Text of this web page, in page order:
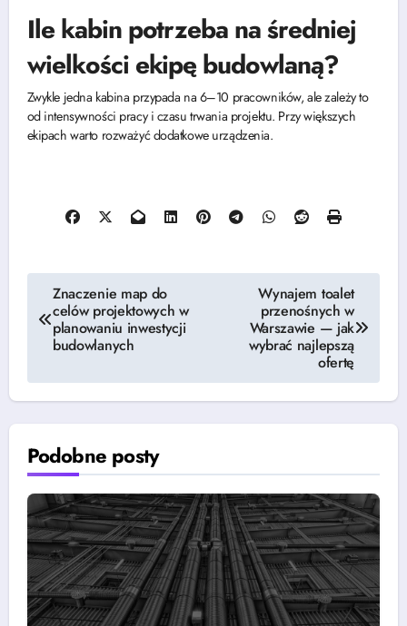
Ile kabin potrzeba na średniej
wielkości ekipę budowlaną?
Zwykle jedna kabina przypada na 6–10 pracowników, ale zależy to
od intensywności pracy i czasu trwania projektu. Przy większych
ekipach warto rozważyć dodatkowe urządzenia.
Nawigacja
wpisu
Znaczenie map do
celów projektowych w
planowaniu inwestycji
budowlanych
Wynajem toalet
przenośnych w
Warszawie — jak
wybrać najlepszą
ofertę
Podobne posty